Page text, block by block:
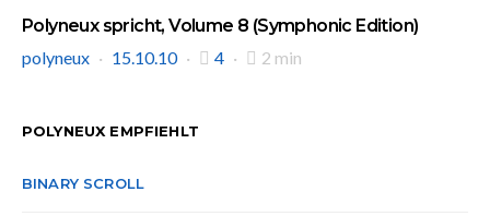
Polyneux spricht, Volume 8 (Symphonic Edition)
polyneux
15.10.10 4 2 min
POLYNEUX EMPFIEHLT
BINARY SCROLL